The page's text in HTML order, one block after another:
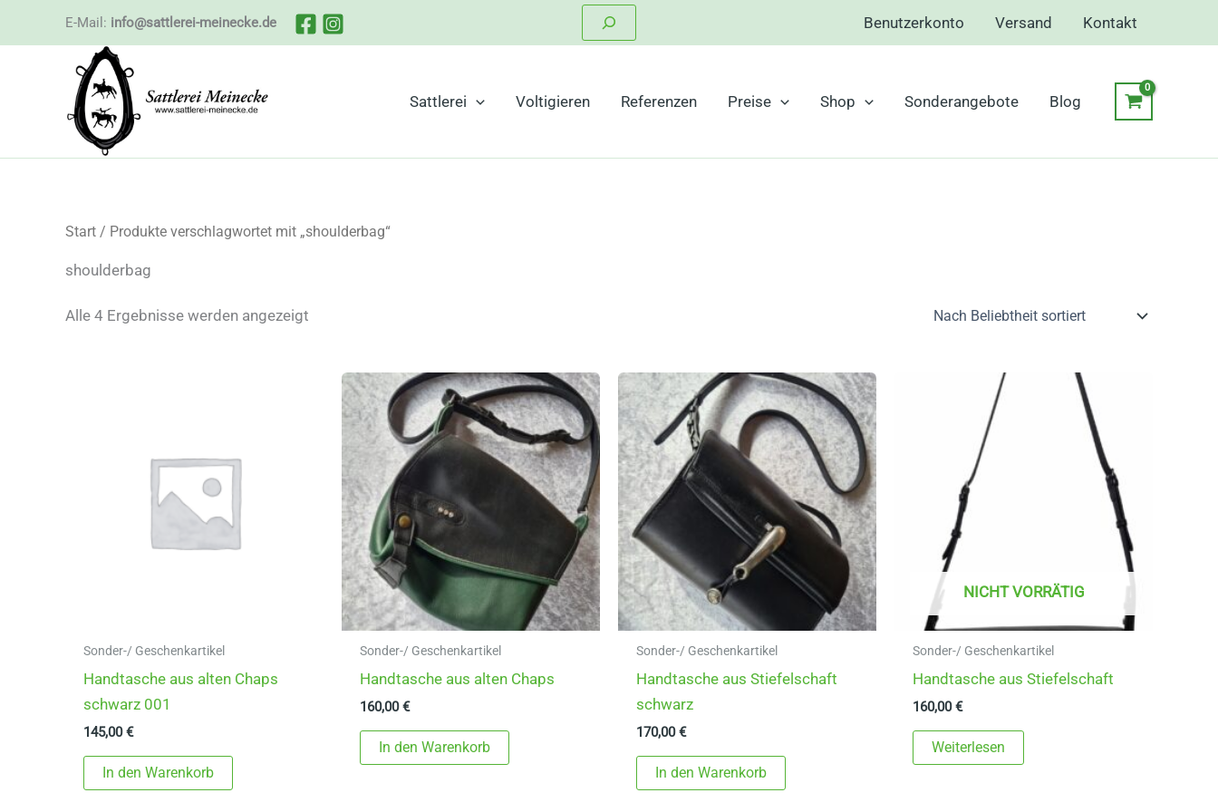
E-Mail: info@sattlerei-meinecke.de Benutzerkonto Versand Kontakt
Sattlerei Voltigieren Referenzen Preise Shop Sonderangebote Blog
Start / Produkte verschlagwortet mit „shoulderbag“
shoulderbag
Alle 4 Ergebnisse werden angezeigt
Sonder-/ Geschenkartikel
Handtasche aus alten Chaps
schwarz 001
145,00€
In den Warenkorb
Sonder-/ Geschenkartikel
Handtasche aus alten Chaps
160,00€
In den Warenkorb
Sonder-/ Geschenkartikel
Handtasche aus Stiefelschaft
schwarz
170,00€
In den Warenkorb
NICHT VORRÄTIG
Sonder-/ Geschenkartikel
Handtasche aus Stiefelschaft
160,00€
Weiterlesen